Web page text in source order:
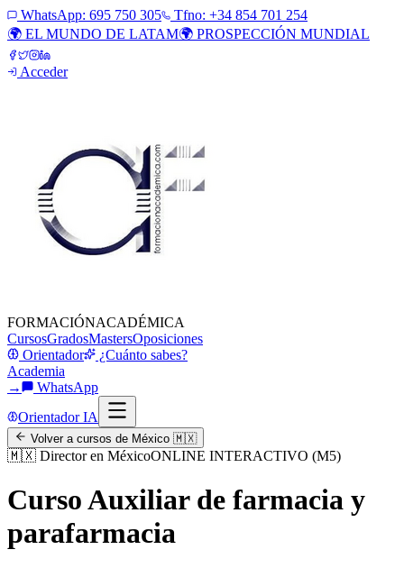
WhatsApp: 695 750 305
Tfno: +34 854 701 254
🌍 EL MUNDO DE LATAM🌍 PROSPECCIÓN MUNDIAL
Acceder
FORMACIÓNACADÉMICA
CursosGradosMastersOposiciones
Orientador
¿Cuánto sabes?
Academia
→
WhatsApp
Orientador IA
Volver a cursos de México 🇲🇽
🇲🇽 Director en MéxicoONLINE INTERACTIVO (M5)
Curso Auxiliar de farmacia y
parafarmacia